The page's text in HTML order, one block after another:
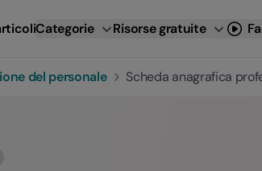
Categorie Risorse gratuite
del personale Scheda anagrafica